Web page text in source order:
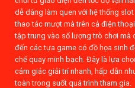
dễ dàng làm quen với hệ thống
thao tác mượt mà trên cả điện
tập trung vào số lượng trò chơi mà
đến các tựa game có đồ họa sinh
chế quay minh bạch. Đây là lựa
cảm giác giải trí nhanh, hấp dẫn
toàn trong suốt quá trình tham gia.